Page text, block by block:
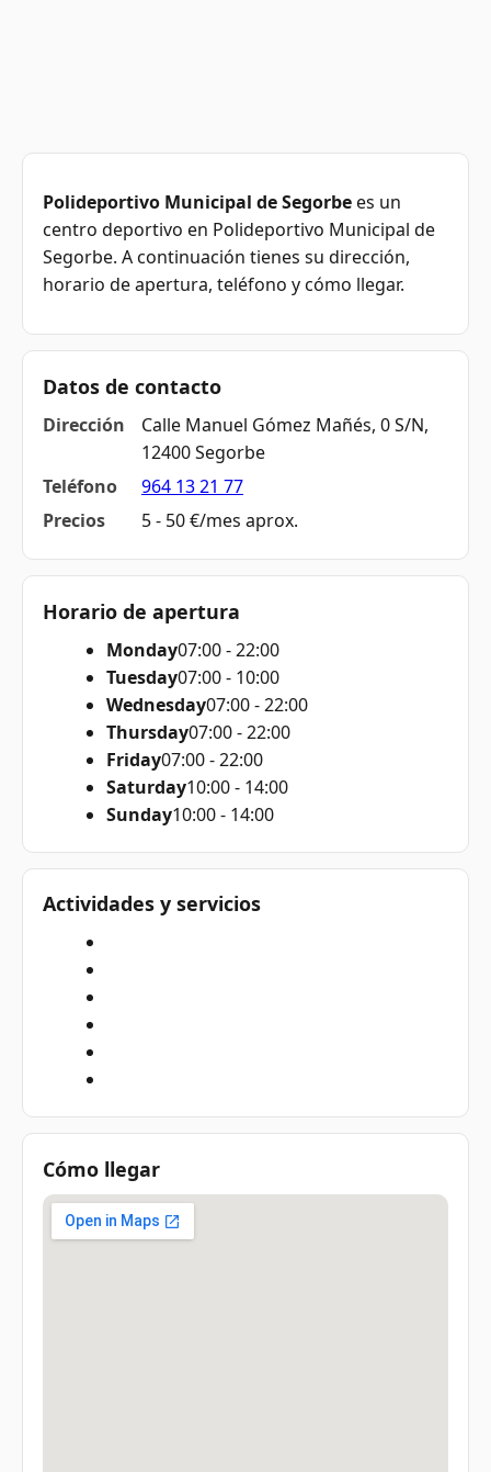
Polideportivo Municipal de Segorbees un
centro deportivo en Polideportivo Municipal de
Segorbe. A continuación tienes su dirección,
horario de apertura, teléfono y cómo llegar.
Datos de contacto
Dirección
Calle Manuel Gómez Mañés, 0 S/N,
12400 Segorbe
Teléfono
964 13 21 77
Precios
5 - 50 €/mes aprox.
Horario de apertura
Monday07:00 - 22:00
Tuesday07:00 - 10:00
Wednesday07:00 - 22:00
Thursday07:00 - 22:00
Friday07:00 - 22:00
Saturday10:00 - 14:00
Sunday10:00 - 14:00
Actividades y servicios
Cómo llegar